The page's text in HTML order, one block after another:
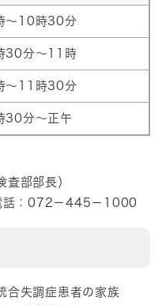
～10時30分
30分～11時
～11時30分
30分～正午
部部長）
話：072－445－1000​
失調症患者の家族